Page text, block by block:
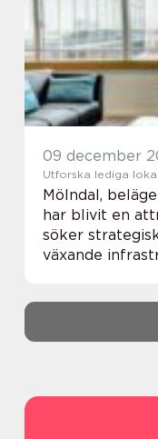
uppstår pro...
09 december
Utforska lediga
Mölndal,
har blivit en
söker
växande